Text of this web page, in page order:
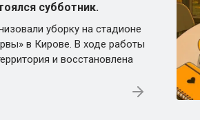
субботник.
уборку на стадионе
в Кирове. В ходе работы
и восстановлена